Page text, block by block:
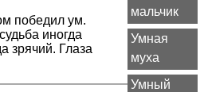
мальчик
Умная
муха
Умный
победил ум.
иногда
зрячий. Глаза